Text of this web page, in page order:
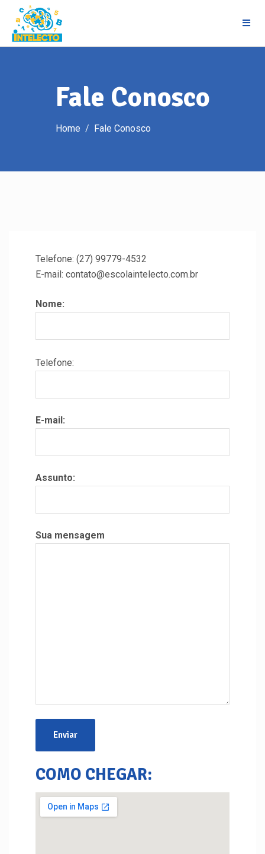
content
Fale Conosco
Home Fale Conosco
Telefone: (27) 99779-4532
E-mail: contato@escolaintelecto.com.br
Nome:
Telefone:
E-mail:
Assunto:
Sua mensagem
COMO CHEGAR: